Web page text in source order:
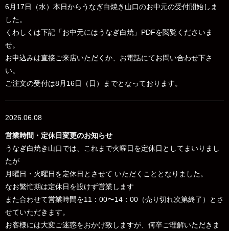
6月17日（水）本日からうなぎ白焼き山口のお中元の受付開始しま
した。
くわしくは下記「お中元にはうなぎ白焼」PDFを閲覧くださいま
せ。
お申込みは直接ご来店いただくか、お電話にてお問い合わせ下さ
い。
ご注文の受付は8月16日（日）までとなっております。
2026.06.08
営業時間・定休日変更のお知らせ
うなぎ白焼き山口では、これまで火曜日を定休日としてまいりまし
たが
月曜日・火曜日を定休日とさせて いただくこととなりました。
なお繁忙期は定休日を設けず営業します
また合わせて営業時間を11：00〜14：00（売り切れ次第終了）とさ
せていただきます。
お客様には大変ご迷惑をおかけ致しますが、何卒ご理解いただきま